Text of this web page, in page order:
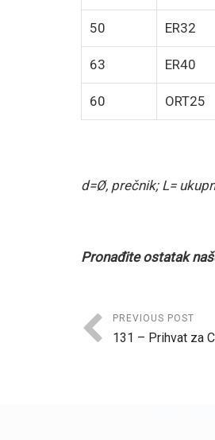
50 ER32
63 ER40
60 ORT25
d=Ø, prečnik; L=
Pronađite ostatak
PREVIOUS POST
131 – Prihvat za